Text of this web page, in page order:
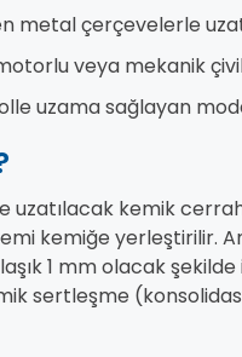
metal çerçevelerle
veya mekanik
uzama sağlayan
uzatılacak kemik
kemiğe yerleştirilir.
1 mm olacak
sertleşme